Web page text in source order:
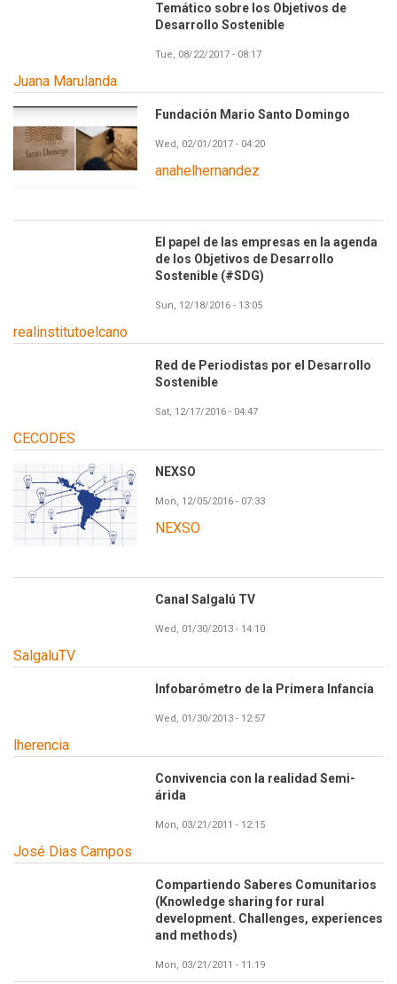
Temático sobre los Objetivos de
Desarrollo Sostenible
Tue, 08/22/2017 - 08:17
Juana Marulanda
Fundación Mario Santo Domingo
Wed, 02/01/2017 - 04:20
anahelhernandez
El papel de las empresas en la agenda
de los Objetivos de Desarrollo
Sostenible (#SDG)
Sun, 12/18/2016 - 13:05
realinstitutoelcano
Red de Periodistas por el Desarrollo
Sostenible
Sat, 12/17/2016 - 04:47
CECODES
NEXSO
Mon, 12/05/2016 - 07:33
NEXSO
Canal Salgalú TV
Wed, 01/30/2013 - 14:10
SalgaluTV
Infobarómetro de la Primera Infancia
Wed, 01/30/2013 - 12:57
lherencia
Convivencia con la realidad Semi-
árida
Mon, 03/21/2011 - 12:15
José Dias Campos
Compartiendo Saberes Comunitarios
(Knowledge sharing for rural
development. Challenges, experiences
and methods)
Mon, 03/21/2011 - 11:19